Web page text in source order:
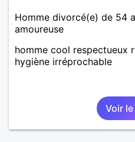
Homme divorcé(e) de 54
amoureuse
homme cool respectueux
hygiène irréprochable
Voir